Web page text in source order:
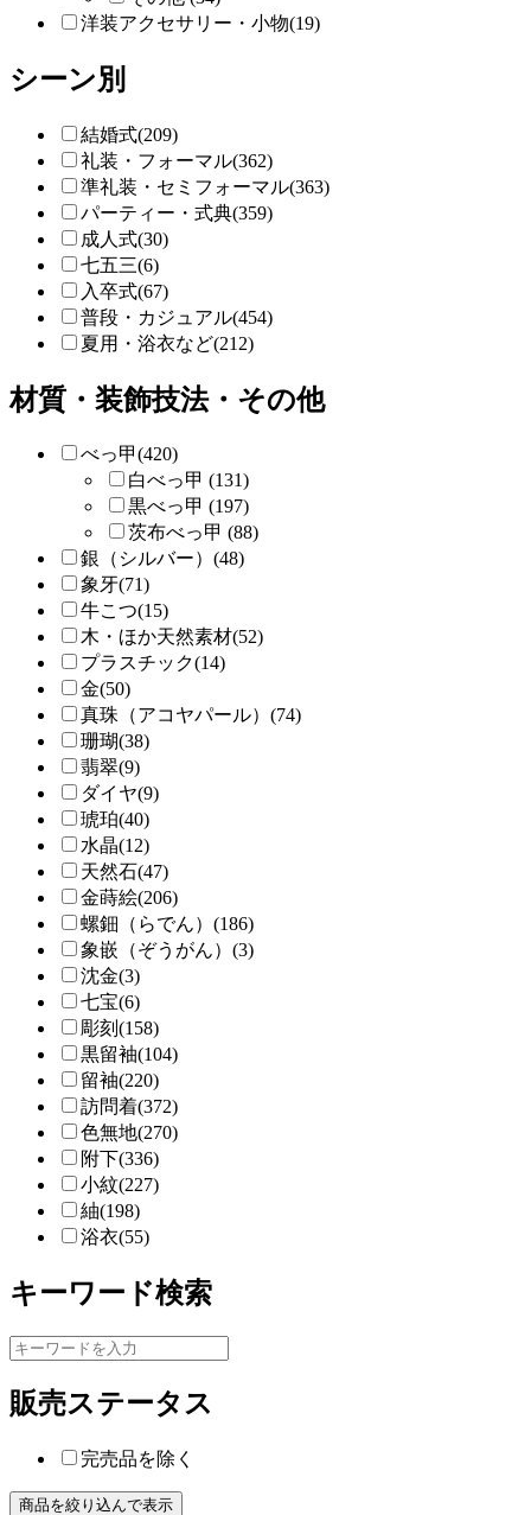
洋装アクセサリー・小物(19)
シーン別
結婚式(209)
礼装・フォーマル(362)
準礼装・セミフォーマル(363)
パーティー・式典(359)
成人式(30)
七五三(6)
入卒式(67)
普段・カジュアル(454)
夏用・浴衣など(212)
材質・装飾技法・その他
べっ甲(420)
白べっ甲 (131)
黒べっ甲 (197)
茨布べっ甲 (88)
銀（シルバー）(48)
象牙(71)
牛こつ(15)
木・ほか天然素材(52)
プラスチック(14)
金(50)
真珠（アコヤパール）(74)
珊瑚(38)
翡翠(9)
ダイヤ(9)
琥珀(40)
水晶(12)
天然石(47)
金蒔絵(206)
螺鈿（らでん）(186)
象嵌（ぞうがん）(3)
沈金(3)
七宝(6)
彫刻(158)
黒留袖(104)
留袖(220)
訪問着(372)
色無地(270)
附下(336)
小紋(227)
紬(198)
浴衣(55)
キーワード検索
販売ステータス
完売品を除く